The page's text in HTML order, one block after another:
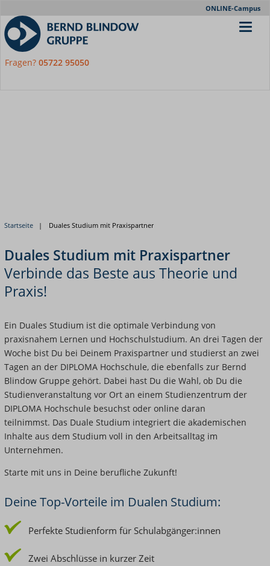
Nav
ONLINE-Campus
Fragen? 05722 95050
Startseite Duales Studium mit Praxispartner
Duales Studium mit Praxispartner
Verbinde das Beste aus Theorie und
Praxis!
Ein Duales Studium ist die optimale Verbindung von
praxisnahem Lernen und Hochschulstudium. An drei Tagen der
Woche bist Du bei Deinem Praxispartner und studierst an zwei
Tagen an der DIPLOMA Hochschule, die ebenfalls zur Bernd
Blindow Gruppe gehört. Dabei hast Du die Wahl, ob Du die
Studienveranstaltung vor Ort an einem Studienzentrum der
DIPLOMA Hochschule besuchst oder online daran
teilnimmst. Das Duale Studium integriert die akademischen
Inhalte aus dem Studium voll in den Arbeitsalltag im
Unternehmen.
Starte mit uns in Deine berufliche Zukunft!
Deine Top-Vorteile im Dualen Studium:
Perfekte Studienform für Schulabgänger:innen
Zwei Abschlüsse in kurzer Zeit